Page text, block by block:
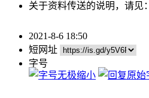
关于资料传送的说明，请见：
2021-8-6 18:50
短网址
字号